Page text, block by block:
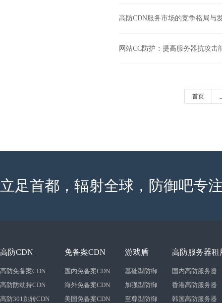
高防CDN服务市场的竞争格局与
网站CC防护：提高服务器抗攻击
首页
立足首都，辐射全球，防御吧专
高防CDN
高防免备案CDN
高防防劫持CDN
高防301跳转CDN
免备案CDN
国内免备案CDN
海外免备案CDN
美国免备案CDN
游戏盾
基础型防御
加强型防御
至尊型防御
高防服务器租
国内高防服务器
香港高防服务器
韩国高防服务器